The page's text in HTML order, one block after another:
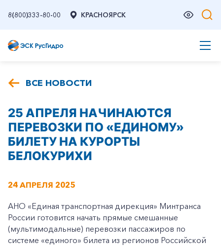
8(800)333-80-00 КРАСНОЯРСК
ВСЕ НОВОСТИ
25 АПРЕЛЯ НАЧИНАЮТСЯ
ПЕРЕВОЗКИ ПО «ЕДИНОМУ»
БИЛЕТУ НА КУРОРТЫ
БЕЛОКУРИХИ
24 АПРЕЛЯ 2025
АНО «Единая транспортная дирекция» Минтранса
России готовится начать прямые смешанные
(мультимодальные) перевозки пассажиров по
системе «единого» билета из регионов Российской